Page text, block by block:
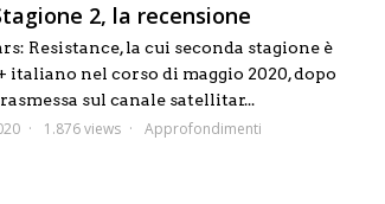
2, la recensione
Resistance, la cui seconda stagione è
nel corso di maggio 2020, dopo
sul canale satellitar...
1.876 views Approfondimenti